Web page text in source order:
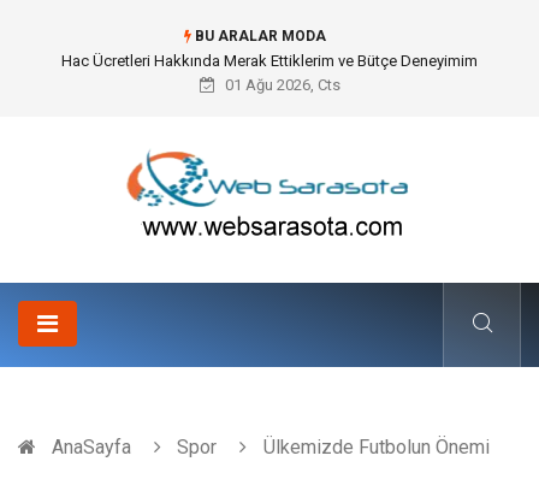
BU ARALAR MODA
Öneri Sistemi ile Kurumsal İnovasyonun Dijitalleşmesi
01 Ağu 2026, Cts
AnaSayfa Spor Ülkemizde Futbolun Önemi